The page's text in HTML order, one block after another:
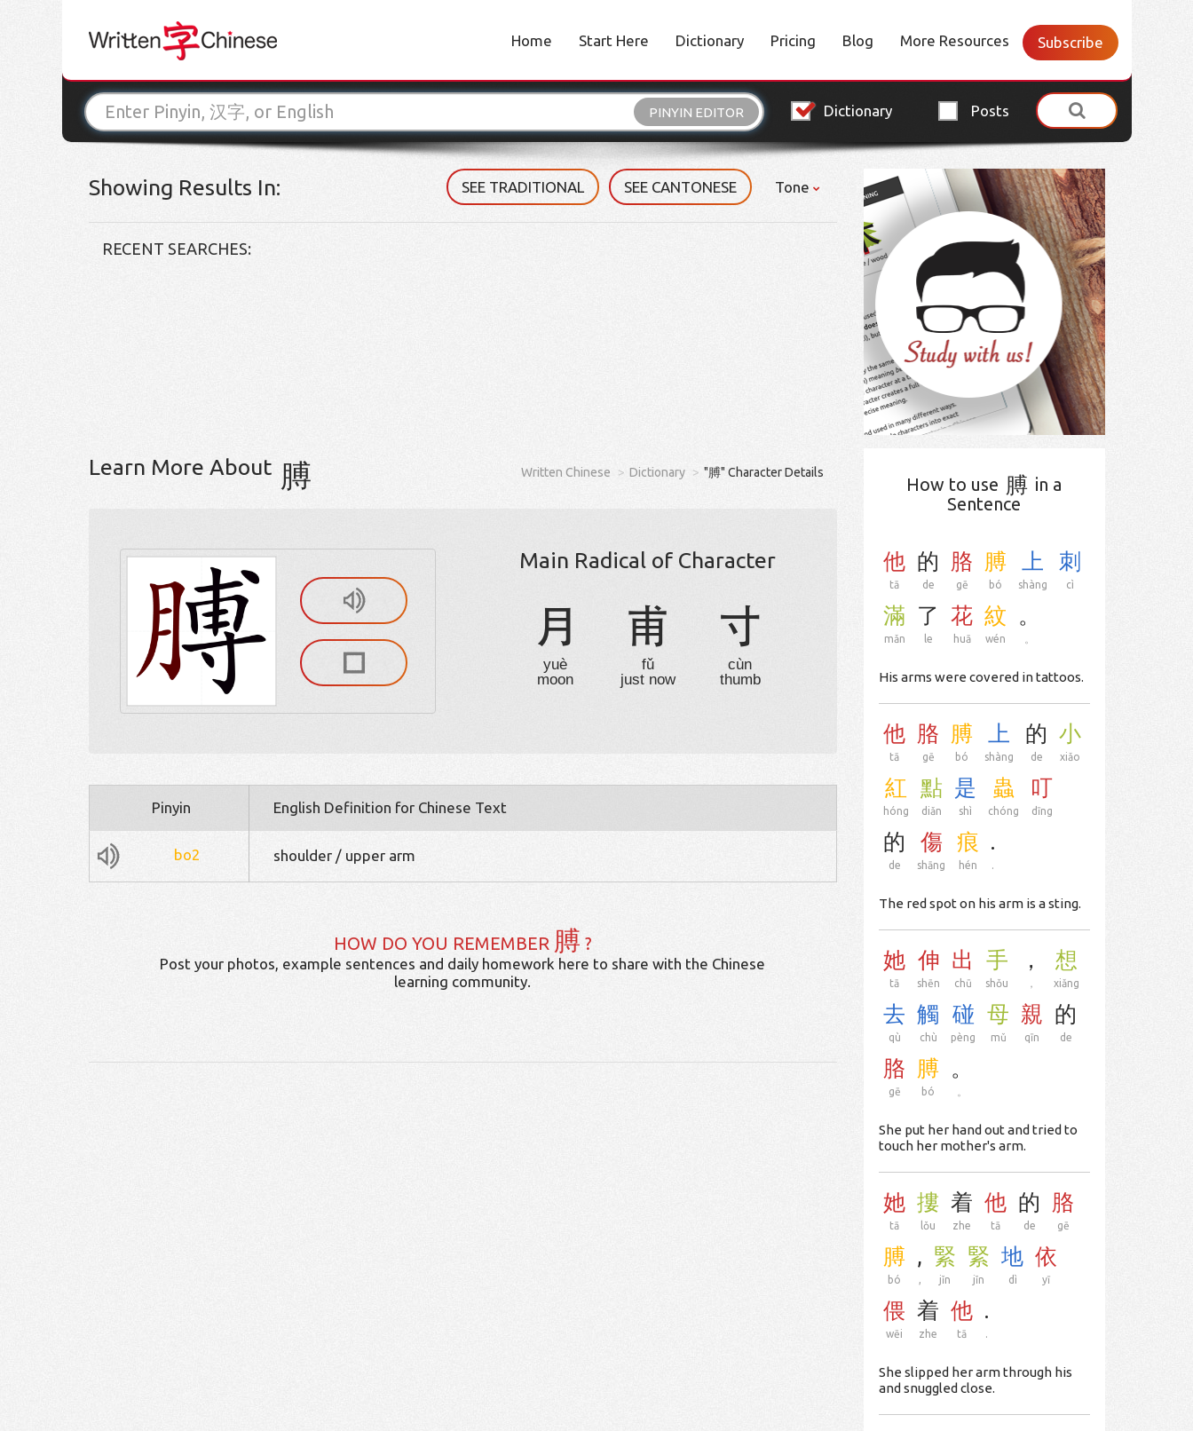
Home Start Here Dictionary Pricing Blog More Resources Subscribe
PINYIN EDITOR Dictionary Posts
Showing Results In: SEE TRADITIONAL SEE CANTONESE Tone
RECENT SEARCHES:
Learn More About 膊 Written Chinese Dictionary "膊" Character Details
Main Radical of Character
月
yuè
moon
甫
fǔ
just now
寸
cùn
thumb
Pinyin English Definition for Chinese Text
bo2 shoulder / upper arm
HOW DO YOU REMEMBER 膊 ?
Post your photos, example sentences and daily homework here to share with the Chinese
learning community.
How to use 膊 in a
Sentence
他
tā
的
de
胳
gē
膊
bó
上
shàng
刺
cì
滿
mǎn
了
le
花
huā
紋
wén
。
His arms were covered in tattoos.
他
tā
胳
gē
膊
bó
上
shàng
的
de
小
xiǎo
紅
hóng
點
diǎn
是
shì
蟲
chóng
叮
dīng
的
de
傷
shāng
痕
hén
.
.
The red spot on his arm is a sting.
她
tā
伸
shēn
出
chū
手
shǒu
，
，
想
xiǎng
去
qù
觸
chù
碰
pèng
母
mǔ
親
qīn
的
de
胳
gē
膊
bó
。
She put her hand out and tried to
touch her mother's arm.
她
tā
摟
lǒu
着
zhe
他
tā
的
de
胳
gē
膊
bó
,
,
緊
jǐn
緊
jǐn
地
dì
依
yī
偎
wēi
着
zhe
他
tā
.
.
She slipped her arm through his
and snuggled close.